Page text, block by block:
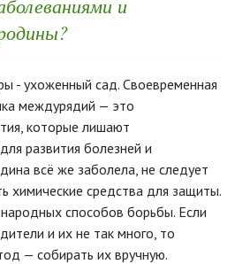
- ухоженный сад. Своевременная
междурядий — это
которые лишают
развития болезней и
всё же заболела, не следует
химические средства для защиты.
способов борьбы. Если
и их не так много, то
— собирать их вручную.